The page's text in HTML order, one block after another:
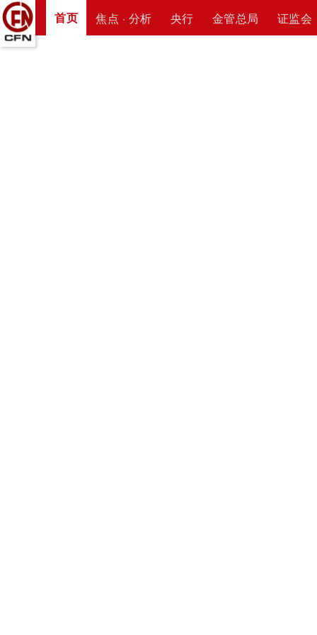
首页 焦点 · 分析 央行 金管总局 证监会